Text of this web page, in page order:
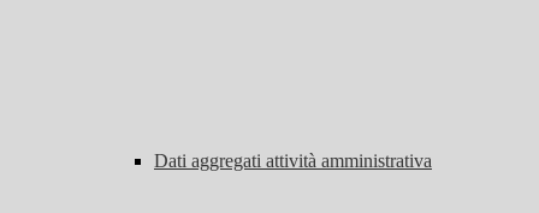
Dati aggregati attività amministrativa